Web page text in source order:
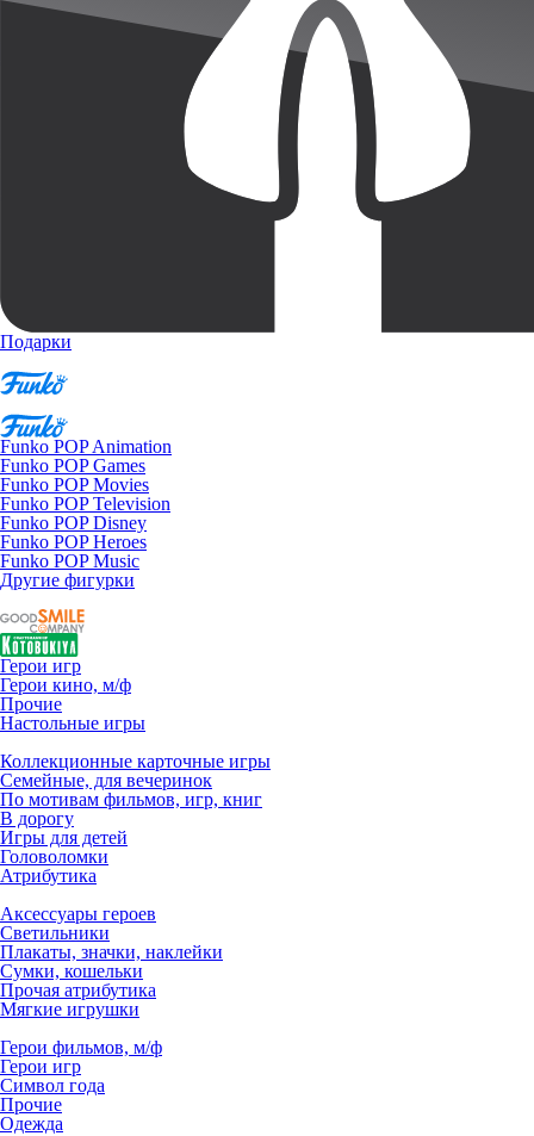
Подарки
Funko POP Animation
Funko POP Games
Funko POP Movies
Funko POP Television
Funko POP Disney
Funko POP Heroes
Funko POP Music
Другие фигурки
Герои игр
Герои кино, м/ф
Прочие
Настольные игры
Коллекционные карточные игры
Семейные, для вечеринок
По мотивам фильмов, игр, книг
В дорогу
Игры для детей
Головоломки
Атрибутика
Аксессуары героев
Светильники
Плакаты, значки, наклейки
Сумки, кошельки
Прочая атрибутика
Мягкие игрушки
Герои фильмов, м/ф
Герои игр
Символ года
Прочие
Одежда